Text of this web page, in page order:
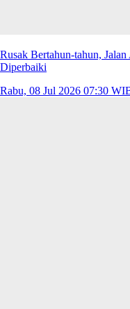
Rusak Bertahun-tahun,
Diperbaiki
Rabu, 08 Jul 2026 07:30